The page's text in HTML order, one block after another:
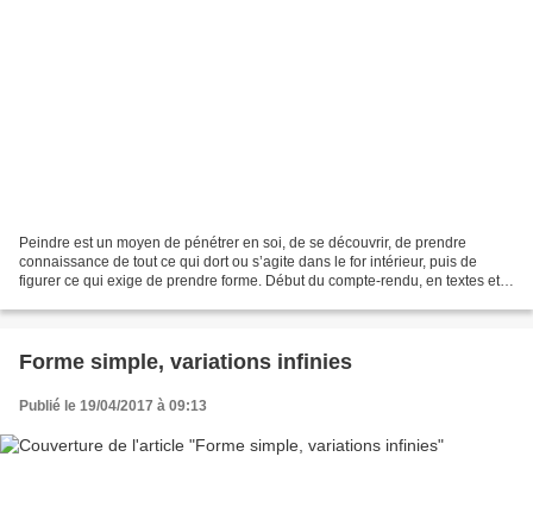
Peindre est un moyen de pénétrer en soi, de se découvrir, de prendre
connaissance de tout ce qui dort ou s’agite dans le for intérieur, puis de
figurer ce qui exige de prendre forme. Début du compte-rendu, en textes et
Forme simple, variations infinies
Publié le 19/04/2017 à 09:13